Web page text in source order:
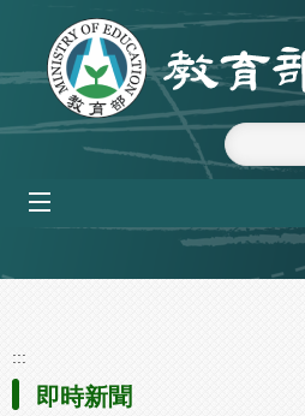
跳到主要內容區塊
:::
即時新聞